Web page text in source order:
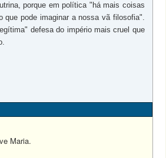
porque em política "há mais coisas
que pode imaginar a nossa vã filosofia".
defesa do império mais cruel que
Maria.